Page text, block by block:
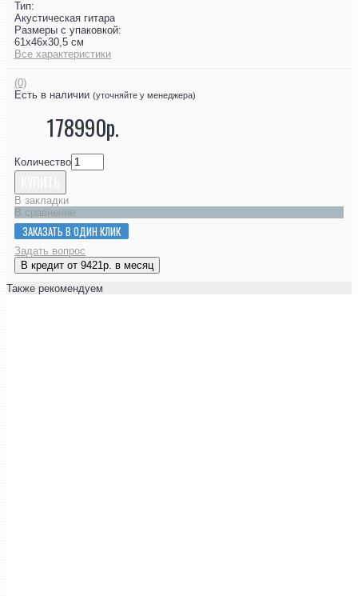
Тип:
Акустическая гитара
Размеры с упаковкой:
61x46x30,5 см
Все характеристики
(0)
Есть в наличии (уточняйте у менеджера)
178990р.
Количество
В закладки
В сравнение
ЗАКАЗАТЬ В ОДИН КЛИК
Задать вопрос
В кредит от 9421р. в месяц
Также рекомендуем